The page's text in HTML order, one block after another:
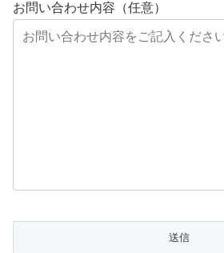
お問い合わせ内容（任意）